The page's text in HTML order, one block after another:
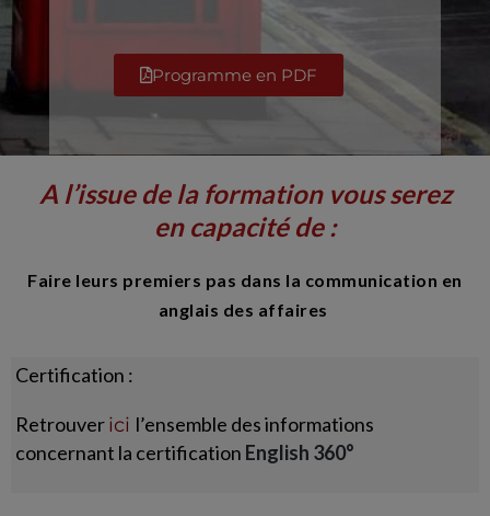
Programme en PDF
A l’issue de la formation vous serez
en capacité de :
Faire leurs premiers pas dans la communication en
anglais des affaires
Certification :
Retrouverici l’ensemble des informations
concernant la certification English 360°